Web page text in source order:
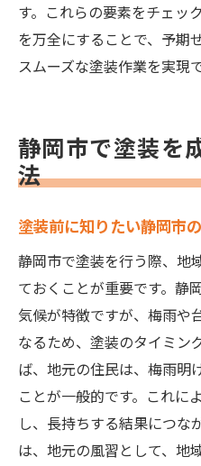
す。これらの要素をチェッ
を万全にすることで、予期
スムーズな塗装作業を実現
静岡市で塗装を
法
塗装前に知りたい静岡市
静岡市で塗装を行う際、地
ておくことが重要です。静
気候が特徴ですが、梅雨や
なるため、塗装のタイミン
ば、地元の住民は、梅雨明
ことが一般的です。これに
し、長持ちする結果につな
は、地元の風習として、地